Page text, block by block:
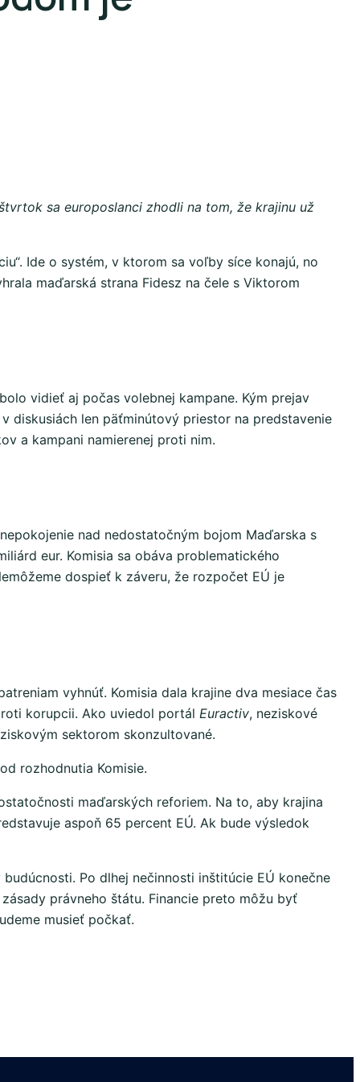
sa europoslanci zhodli na tom, že krajinu už
Ide o systém, v ktorom sa voľby síce konajú, no
maďarská strana Fidesz na čele s Viktorom
vidieť aj počas volebnej kampane. Kým prejav
diskusiách len päťminútový priestor na predstavenie
a kampani namierenej proti nim.
nad nedostatočným bojom Maďarska s
eur. Komisia sa obáva problematického
dospieť k záveru, že rozpočet EÚ je
vyhnúť. Komisia dala krajine dva mesiace čas
korupcii. Ako uviedol portál Euractiv, neziskové
sektorom skonzultované.
rozhodnutia Komisie.
maďarských reforiem. Na to, aby krajina
aspoň 65 percent EÚ. Ak bude výsledok
Po dlhej nečinnosti inštitúcie EÚ konečne
právneho štátu. Financie preto môžu byť
musieť počkať.